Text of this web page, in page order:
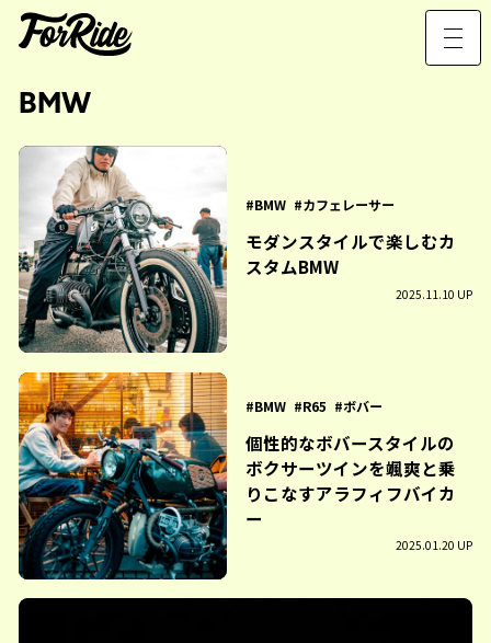
BMW
BMW カフェレーサー
モダンスタイルで楽しむカ
スタムBMW
2025.11.10 UP
BMW R65 ボバー
個性的なボバースタイルの
ボクサーツインを颯爽と乗
りこなすアラフィフバイカ
ー
2025.01.20 UP